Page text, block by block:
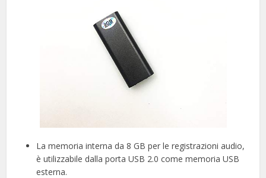
La memoria interna da 8 GB per le registrazioni audio,
è utilizzabile dalla porta USB 2.0 come memoria USB
esterna.